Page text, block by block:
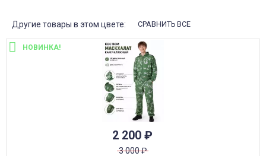
Другие товары в этом цвете: СРАВНИТЬ ВСЕ
2 200 ₽
3 000₽
НОВИНКА!